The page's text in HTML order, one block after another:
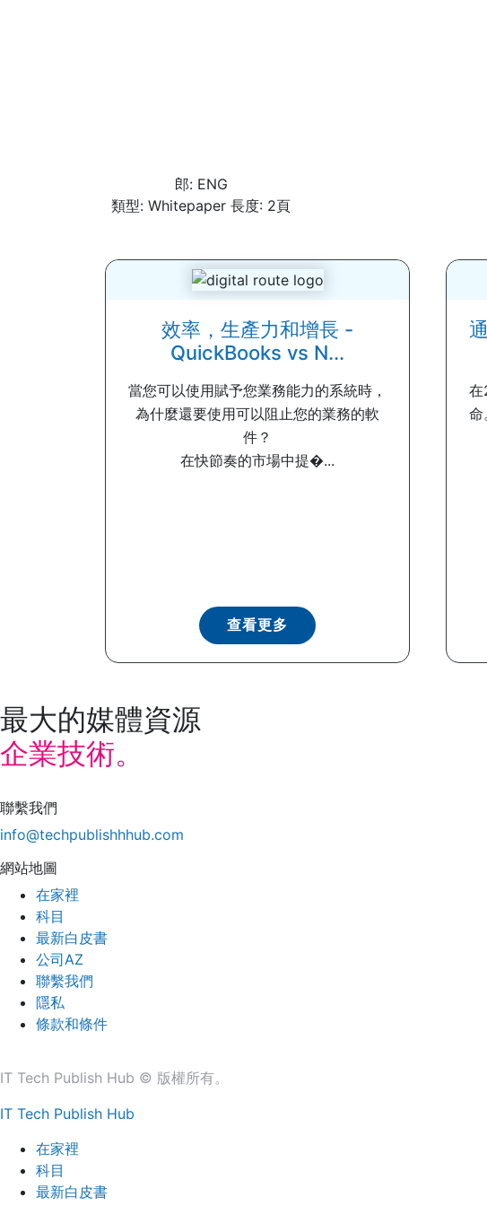
郎: ENG
類型: Whitepaper 長度: 2頁
效率，生產力和增長 -
QuickBooks vs N...
當您可以使用賦予您業務能力的系統時，
為什麼還要使用可以阻止您的業務的軟
件？
在快節奏的市場中提�...
查看更多
在
命
最大的媒體資源
企業技術。
聯繫我們
info@techpublishhhub.com
網站地圖
在家裡
科目
最新白皮書
公司AZ
聯繫我們
隱私
條款和條件
IT Tech Publish Hub © 版權所有。
IT Tech Publish Hub
在家裡
科目
最新白皮書